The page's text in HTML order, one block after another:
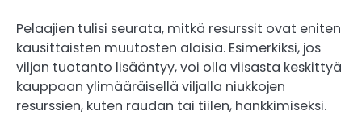
Pelaajien tulisi seurata, mitkä resurssit ovat eniten
kausittaisten muutosten alaisia. Esimerkiksi, jos
viljan tuotanto lisääntyy, voi olla viisasta keskittyä
kauppaan ylimääräisellä viljalla niukkojen
resurssien, kuten raudan tai tiilen, hankkimiseksi.